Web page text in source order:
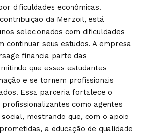
dificuldades econômicas.
da Menzoil, está
selecionados com dificuldades
continuar seus estudos. A empresa
financia parte das
que esses estudantes
e se tornem profissionais
Essa parceria fortalece o
como agentes
mostrando que, com o apoio
a educação de qualidade